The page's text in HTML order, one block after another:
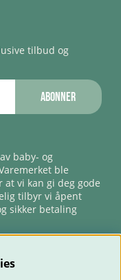
tilbud og
Abonner
baby- og
ble
vi kan gi deg gode
tilbyr vi åpent
sikker betaling